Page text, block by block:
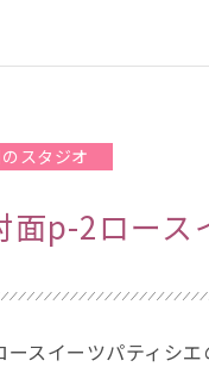
スタジオ
面p-2ロー
スイーツパティシ